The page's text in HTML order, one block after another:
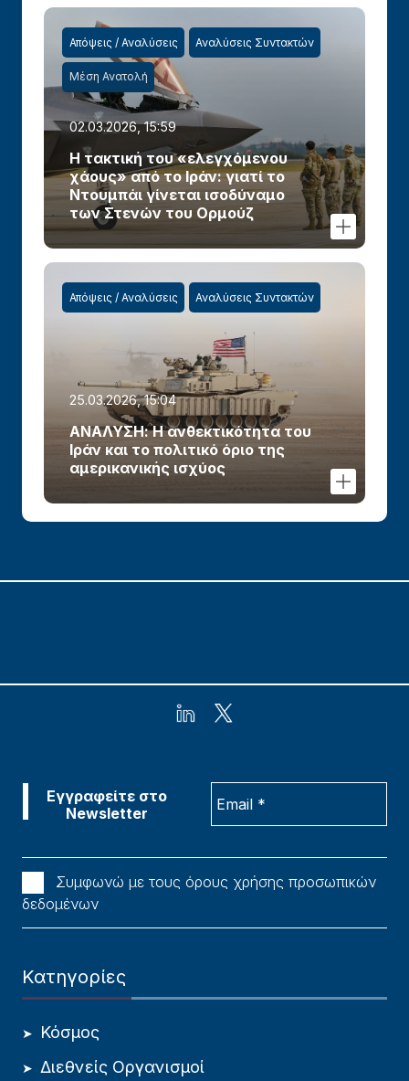
Απόψεις / Αναλύσεις Αναλύσεις Συντακτών
Μέση Ανατολή
02.03.2026, 15:59
Η τακτική του «ελεγχόμενου
χάους» από το Ιράν: γιατί το
Ντουμπάι γίνεται ισοδύναμο
των Στενών του Ορμούζ
Απόψεις / Αναλύσεις Αναλύσεις Συντακτών
25.03.2026, 15:04
ΑΝΑΛΥΣΗ: Η ανθεκτικότητα του
Ιράν και το πολιτικό όριο της
αμερικανικής ισχύος
Συμφωνώ με τους όρους χρήσης προσωπικών
δεδομένων
Κατηγορίες
Κόσμος
Διεθνείς Οργανισμοί